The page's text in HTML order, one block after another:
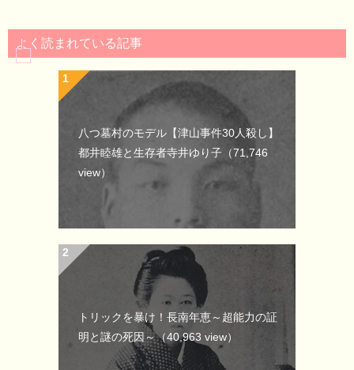
よく読まれている記事
八つ墓村のモデル【津山事件30人殺し】
都井睦雄と生存者寺井ゆり子 （71,746
view）
トリックを暴け！長南年恵～超能力の証
明と謎の死因～（40,963 view）